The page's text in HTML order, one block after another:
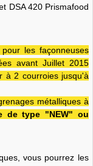
DSA 420 Prismafood
les façonneuses
avant Juillet 2015
à 2 courroies jusqu'à
métalliques à
de type "NEW" ou
vous pourrez les